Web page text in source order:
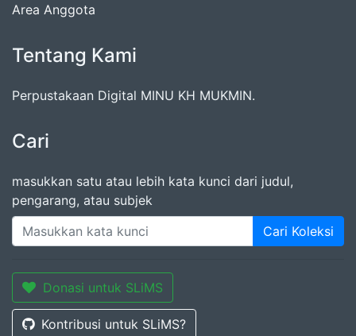
Area Anggota
Tentang Kami
Perpustakaan Digital MINU KH MUKMIN.
Cari
masukkan satu atau lebih kata kunci dari judul,
pengarang, atau subjek
Cari Koleksi
Donasi untuk SLiMS
Kontribusi untuk SLiMS?